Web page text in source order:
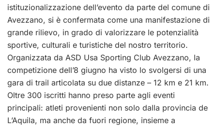
istituzionalizzazione dell’evento da parte del comune di
Avezzano, si è confermata come una manifestazione di
grande rilievo, in grado di valorizzare le potenzialità
sportive, culturali e turistiche del nostro territorio.
Organizzata da ASD Usa Sporting Club Avezzano, la
competizione dell’8 giugno ha visto lo svolgersi di una
gara di trail articolata su due distanze – 12 km e 21 km.
Oltre 300 iscritti hanno preso parte agli eventi
principali: atleti provenienti non solo dalla provincia de
L’Aquila, ma anche da fuori regione, insieme a